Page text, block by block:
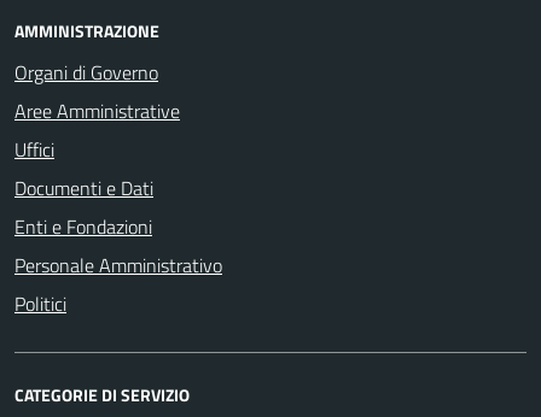
AMMINISTRAZIONE
Organi di Governo
Aree Amministrative
Uffici
Documenti e Dati
Enti e Fondazioni
Personale Amministrativo
Politici
CATEGORIE DI SERVIZIO